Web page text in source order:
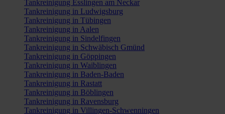
Tankreinigung Esslingen am Neckar
Tankreinigung in Ludwigsburg
Tankreinigung in Tübingen
Tankreinigung in Aalen
Tankreinigung in Sindelfingen
Tankreinigung in Schwäbisch Gmünd
Tankreinigung in Göppingen
Tankreinigung in Waiblingen
Tankreinigung in Baden-Baden
Tankreinigung in Rastatt
Tankreinigung in Böblingen
Tankreinigung in Ravensburg
Tankreinigung in Villingen-Schwenningen